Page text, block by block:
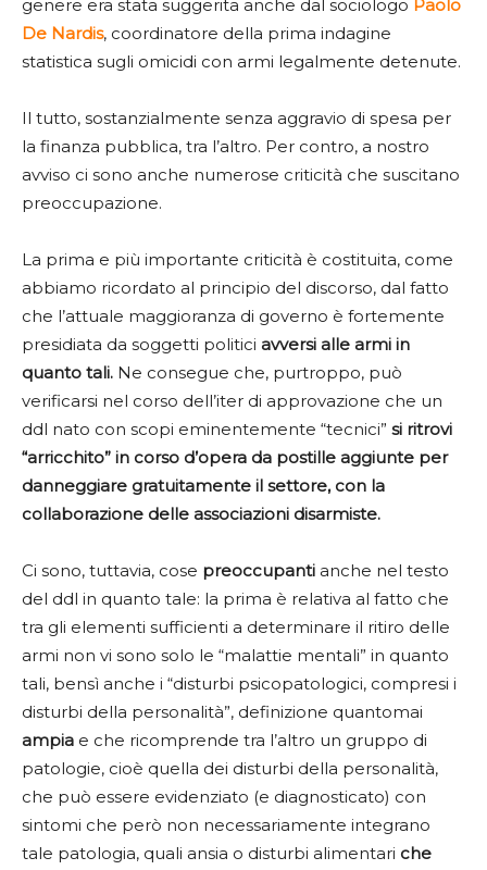
genere era stata suggerita anche dal sociologo Paolo
De Nardis, coordinatore della prima indagine
statistica sugli omicidi con armi legalmente detenute.
Il tutto, sostanzialmente senza aggravio di spesa per
la finanza pubblica, tra l’altro. Per contro, a nostro
avviso ci sono anche numerose criticità che suscitano
preoccupazione.
La prima e più importante criticità è costituita, come
abbiamo ricordato al principio del discorso, dal fatto
che l’attuale maggioranza di governo è fortemente
presidiata da soggetti politici avversi alle armi in
quanto tali. Ne consegue che, purtroppo, può
verificarsi nel corso dell’iter di approvazione che un
ddl nato con scopi eminentemente “tecnici” si ritrovi
“arricchito” in corso d’opera da postille aggiunte per
danneggiare gratuitamente il settore, con la
collaborazione delle associazioni disarmiste.
Ci sono, tuttavia, cose preoccupanti anche nel testo
del ddl in quanto tale: la prima è relativa al fatto che
tra gli elementi sufficienti a determinare il ritiro delle
armi non vi sono solo le “malattie mentali” in quanto
tali, bensì anche i “disturbi psicopatologici, compresi i
disturbi della personalità”, definizione quantomai
ampia e che ricomprende tra l’altro un gruppo di
patologie, cioè quella dei disturbi della personalità,
che può essere evidenziato (e diagnosticato) con
sintomi che però non necessariamente integrano
tale patologia, quali ansia o disturbi alimentari che